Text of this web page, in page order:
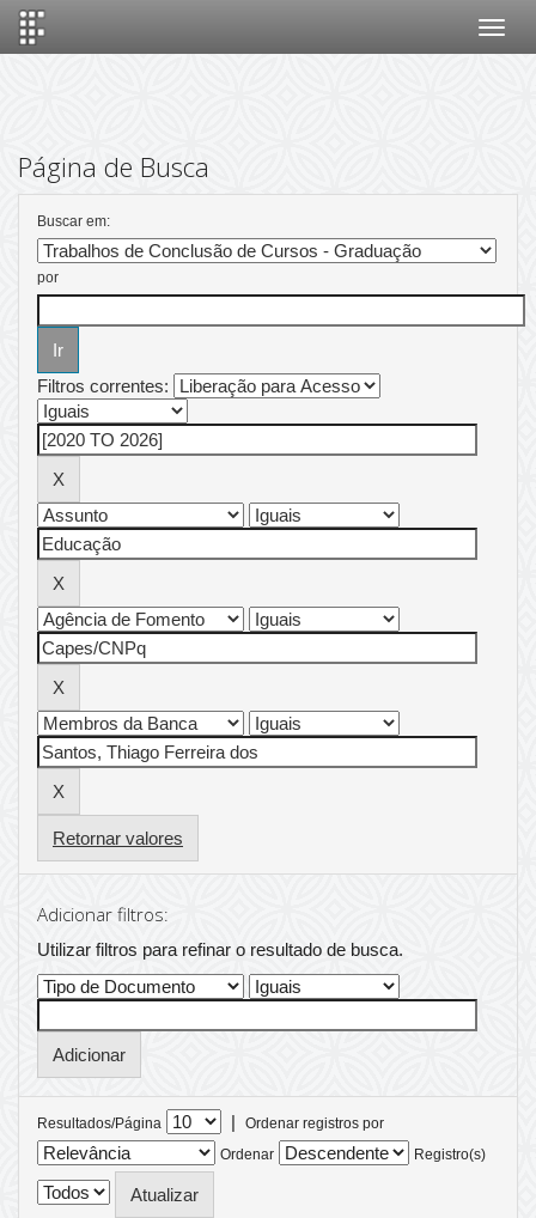
Página de Busca
Buscar em:
por
Filtros correntes:
Retornar valores
Adicionar filtros:
Utilizar filtros para refinar o resultado de busca.
Resultados/Página |
Ordenar registros por
Ordenar
Registro(s)